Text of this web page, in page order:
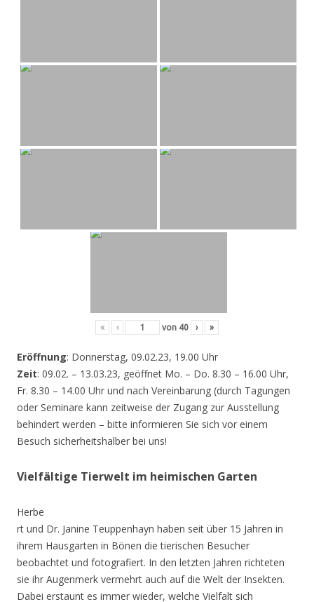
« ‹ von 40 › »
Eröffnung: Donnerstag, 09.02.23, 19.00 Uhr
Zeit: 09.02. – 13.03.23, geöffnet Mo. – Do. 8.30 – 16.00 Uhr,
Fr. 8.30 – 14.00 Uhr und nach Vereinbarung (durch Tagungen
oder Seminare kann zeitweise der Zugang zur Ausstellung
behindert werden – bitte informieren Sie sich vor einem
Besuch sicherheitshalber bei uns!
Vielfältige Tierwelt im heimischen Garten
Herbe
rt und Dr. Janine Teuppenhayn haben seit über 15 Jahren in
ihrem Hausgarten in Bönen die tierischen Besucher
beobachtet und fotografiert. In den letzten Jahren richteten
sie ihr Augenmerk vermehrt auch auf die Welt der Insekten.
Dabei erstaunt es immer wieder, welche Vielfalt sich